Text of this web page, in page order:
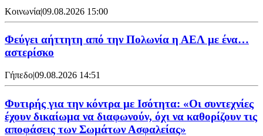
Κοινωνία|09.08.2026 15:00
Φεύγει αήττητη από την Πολωνία η ΑΕΛ με ένα…
αστερίσκο
Γήπεδο|09.08.2026 14:51
Φυτιρής για την κόντρα με Ισότητα: «Οι συντεχνίες
έχουν δικαίωμα να διαφωνούν, όχι να καθορίζουν τις
αποφάσεις των Σωμάτων Ασφαλείας»